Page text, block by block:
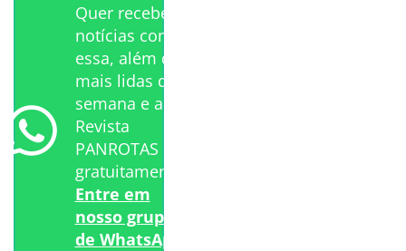
Quer receber
notícias como
essa, além das
mais lidas da
semana e a
Revista
PANROTAS
gratuitamente?
Entre em
nosso grupo
de WhatsApp.